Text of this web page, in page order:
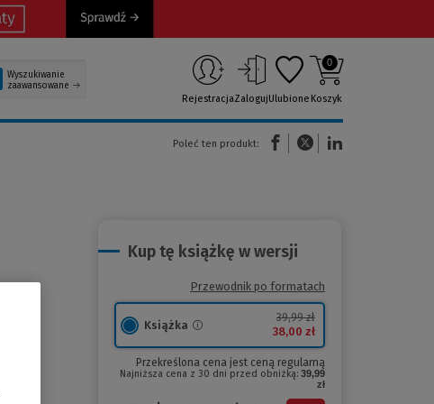
Wyszukiwanie
zaawansowane
RejestracjaZalogujUlubione
0
Koszyk
Poleć ten produkt:
(Nowe okno)(Link do innej strony)
Kup tę książkę w wersji
Przewodnik po formatach
Książka
39,99 zł
38,00 zł
Przekreślona cena jest ceną regularną
Najniższa cena z 30 dni przed obniżką: 39,99
zł